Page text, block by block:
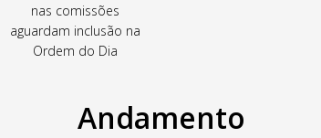
nas comissões
aguardam inclusão na
Ordem do Dia
Andamento